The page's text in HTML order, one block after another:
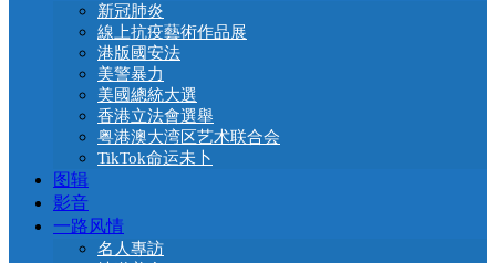
新冠肺炎
線上抗疫藝術作品展
港版國安法
美警暴力
美國總統大選
香港立法會選舉
粤港澳大湾区艺术联合会
TikTok命运未卜
图辑
影音
一路风情
名人專訪